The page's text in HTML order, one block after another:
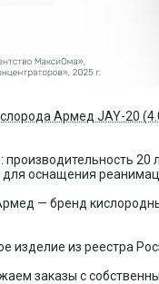
Армед JAY-20
оснащения
— бренд
изделие из реестра
заказы с